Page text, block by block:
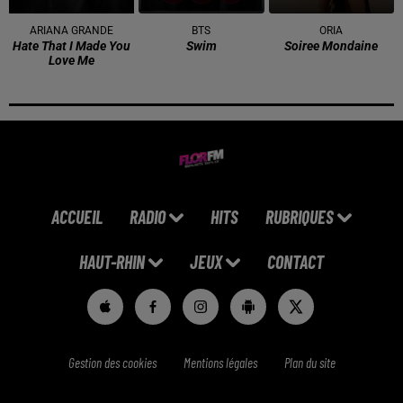
ARIANA GRANDE
Hate That I Made You
Love Me
BTS
Swim
ORIA
Soiree Mondaine
ACCUEIL RADIO HITS RUBRIQUES
HAUT-RHIN JEUX CONTACT
Gestion des cookies Mentions légales Plan du site